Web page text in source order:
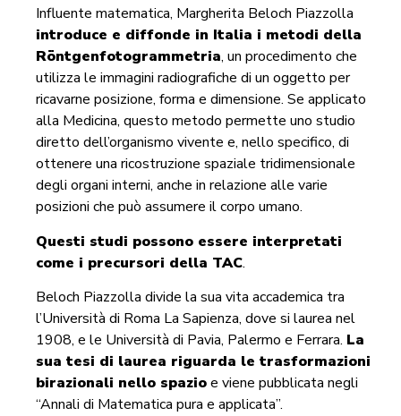
Influente matematica, Margherita Beloch Piazzolla
introduce e diffonde in Italia i metodi della
Röntgenfotogrammetria, un procedimento che
utilizza le immagini radiografiche di un oggetto per
ricavarne posizione, forma e dimensione. Se applicato
alla Medicina, questo metodo permette uno studio
diretto dell’organismo vivente e, nello specifico, di
ottenere una ricostruzione spaziale tridimensionale
degli organi interni, anche in relazione alle varie
posizioni che può assumere il corpo umano.
Questi studi possono essere interpretati
come i precursori della TAC.
Beloch Piazzolla divide la sua vita accademica tra
l’Università di Roma La Sapienza, dove si laurea nel
1908, e le Università di Pavia, Palermo e Ferrara. La
sua tesi di laurea riguarda le trasformazioni
birazionali nello spazioe viene pubblicata negli
“Annali di Matematica pura e applicata”.